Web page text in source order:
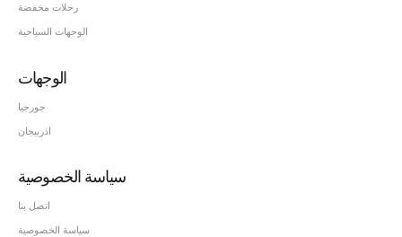
رحلات مخفضة
الوجهات السياحية
الوجهات
جورجيا
اذربيجان
سياسة الخصوصية
اتصل بنا
سياسة الخصوصية